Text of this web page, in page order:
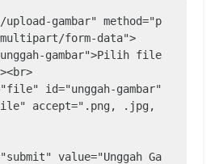
gambar" method="p
form-data">
accept=".png, .jpg,